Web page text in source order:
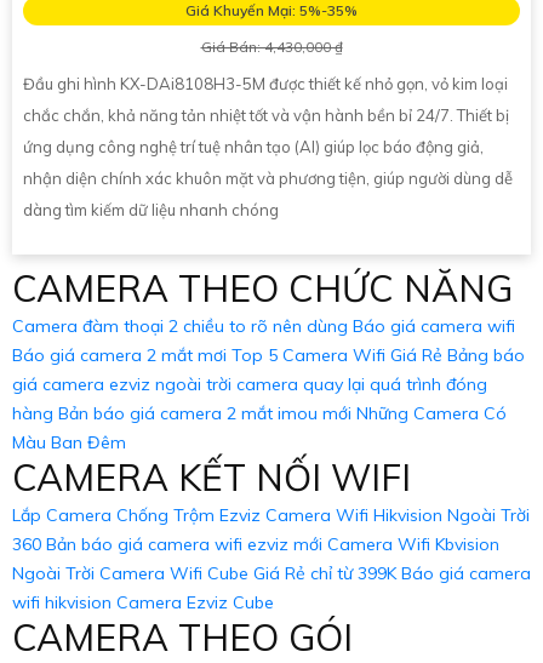
Giá Khuyến Mại: 5%-35%
Giá Bán: 4,430,000 ₫
Đầu ghi hình KX-DAi8108H3-5M được thiết kế nhỏ gọn, vỏ kim loại
chắc chắn, khả năng tản nhiệt tốt và vận hành bền bỉ 24/7. Thiết bị
ứng dụng công nghệ trí tuệ nhân tạo (AI) giúp lọc báo động giả,
nhận diện chính xác khuôn mặt và phương tiện, giúp người dùng dễ
dàng tìm kiếm dữ liệu nhanh chóng
CAMERA THEO CHỨC NĂNG
Camera đàm thoại 2 chiều to rõ nên dùng Báo giá camera wifi
Báo giá camera 2 mắt mơi Top 5 Camera Wifi Giá Rẻ Bảng báo
giá camera ezviz ngoài trời camera quay lại quá trình đóng
hàng Bản báo giá camera 2 mắt imou mới Những Camera Có
Màu Ban Đêm
CAMERA KẾT NỐI WIFI
Lắp Camera Chống Trộm Ezviz Camera Wifi Hikvision Ngoài Trời
360 Bản báo giá camera wifi ezviz mới Camera Wifi Kbvision
Ngoài Trời Camera Wifi Cube Giá Rẻ chỉ từ 399K Báo giá camera
wifi hikvision Camera Ezviz Cube
CAMERA THEO GÓI